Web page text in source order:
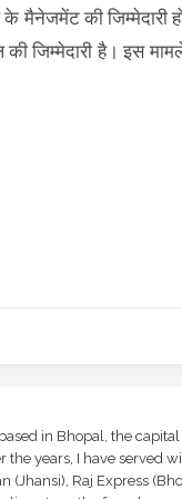
की जिम्मेदारी
जिम्मेदारी है। इस
in Bhopal, the capital
the years, I have served
Raj Express